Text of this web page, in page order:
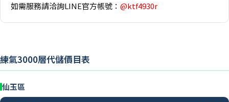
如需服務請洽詢LINE官方帳號： @ktf4930r
練氣3000層代儲價目表
仙玉區